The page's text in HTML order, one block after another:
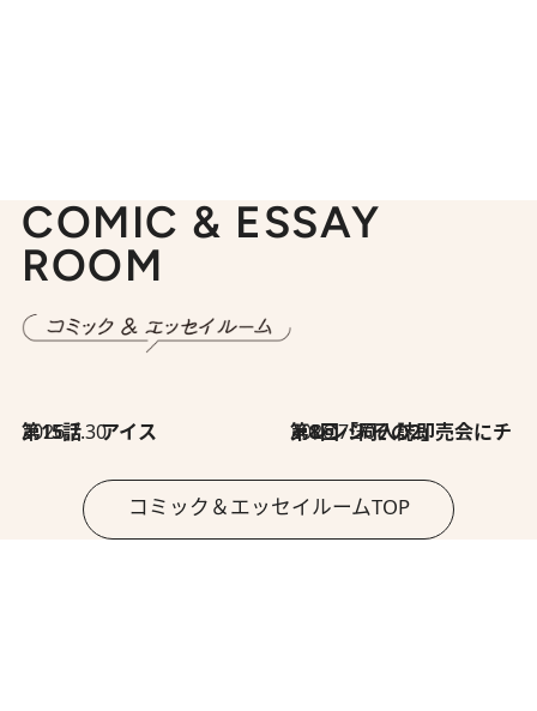
COMIC & ESSAY
ROOM
2026.7.30
第15話 アイス 2026.7.30
第8回「同人誌即売会にチャレンジ その2」
コミック＆エッセイルームTOP